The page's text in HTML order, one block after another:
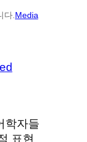
다.Media
학자들
표현